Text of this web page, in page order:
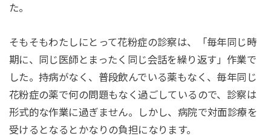
た。
そもそもわたしにとって花粉症の診察は、「毎年同じ時
期に、同じ医師とまったく同じ会話を繰り返す」作業で
した。持病がなく、普段飲んでいる薬もなく、毎年同じ
花粉症の薬で何の問題もなく過ごしているので、診察は
形式的な作業に過ぎません。しかし、病院で対面診療を
受けるとなるとかなりの負担になります。